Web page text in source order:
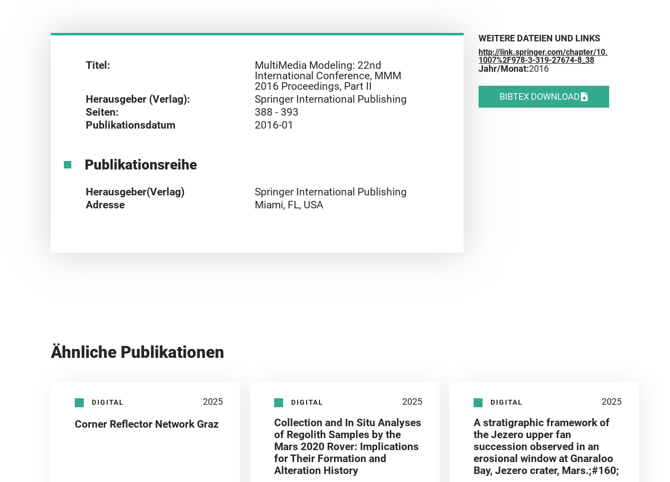
Titel:
MultiMedia Modeling: 22nd
International Conference, MMM
2016 Proceedings, Part II
Herausgeber (Verlag):
Springer International Publishing
Seiten:
388 - 393
Publikationsdatum
2016-01
Publikationsreihe
Herausgeber(Verlag)
Springer International Publishing
Adresse
Miami, FL, USA
WEITERE DATEIEN UND LINKS
http://link.springer.com/chapter/10.
1007%2F978-3-319-27674-8_38
Jahr/Monat:2016
BIBTEX DOWNLOAD
Ähnliche Publikationen
DIGITAL 2025
Corner Reflector Network Graz
DIGITAL 2025
Collection and In Situ Analyses
of Regolith Samples by the
Mars 2020 Rover: Implications
for Their Formation and
Alteration History
DIGITAL 2025
A stratigraphic framework of
the Jezero upper fan
succession observed in an
erosional window at Gnaraloo
Bay, Jezero crater, Mars.;#160;